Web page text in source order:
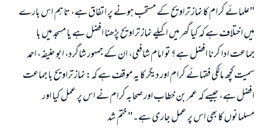
"علمائے کرام کا نماز تراویح کے مستحب ہونے پر اتفاق ہے، تاہم اس بارے
میں اختلاف ہے کہ کیا گھر میں اکیلے نماز تراویح پڑھنا افضل ہے یا مسجد میں با
جماعت ادا کرنا افضل ہے؟ تو امام شافعی، ان کے جمہور شاگرد، ابو حنیفہ، احمد
سمیت کچھ مالکی فقہائے کرام اور دیگر کا یہ موقف ہے کہ: نماز تراویح با جماعت
افضل ہے، جیسے کہ عمر بن خطاب اور صحابہ کرام نے اس پر عمل کیا اور
مسلمانوں کا بھی اس پر عمل جاری ہے۔" ختم شد